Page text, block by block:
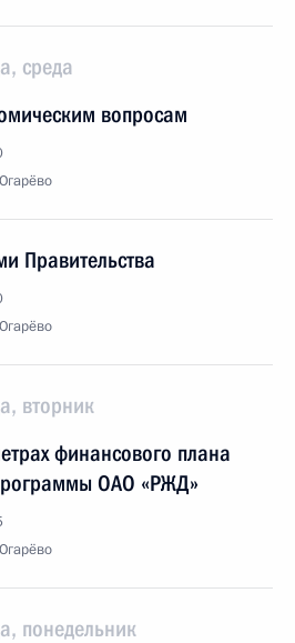
среда
вопросам
Правительства
вторник
финансового плана
ОАО «РЖД»
понедельник